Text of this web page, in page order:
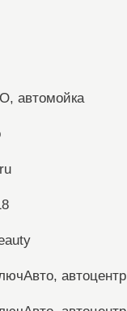
автомойка
автоцентр